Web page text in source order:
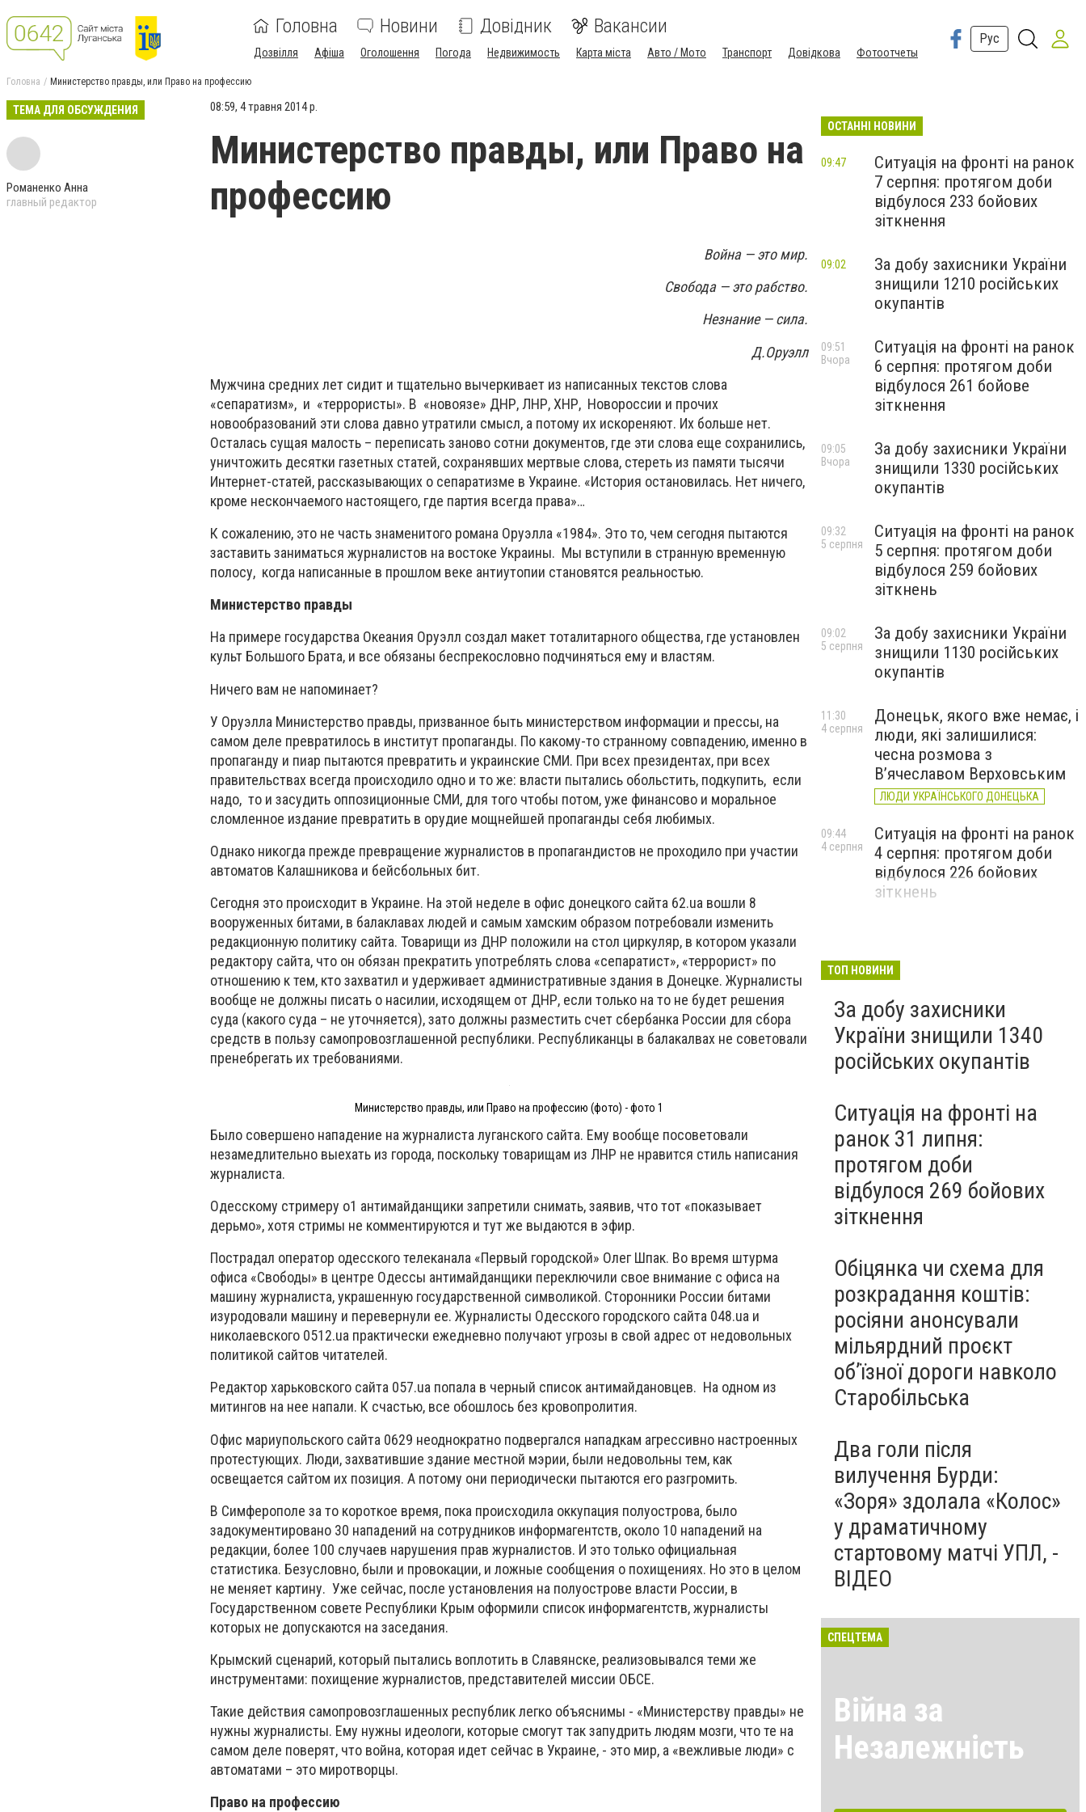
Головна Новини Довідник Вакансии
Дозвілля Афіша Оголошення Погода Недвижимость Карта міста Авто / Мото Транспорт Довідкова Фотоотчеты
Рус
Головна Министерство правды, или Право на профессию
ТЕМА ДЛЯ ОБСУЖДЕНИЯ
Романенко Анна
главный редактор
08:59, 4 травня 2014 р.
Министерство правды, или Право на
профессию
Война — это мир.
Свобода — это рабство.
Незнание — сила.
Д.Оруэлл
Мужчина средних лет сидит и тщательно вычеркивает из написанных текстов слова
«сепаратизм», и «террористы». В «новоязе» ДНР, ЛНР, ХНР, Новороссии и прочих
новообразований эти слова давно утратили смысл, а потому их искореняют. Их больше нет.
Осталась сущая малость – переписать заново сотни документов, где эти слова еще сохранились,
уничтожить десятки газетных статей, сохранявших мертвые слова, стереть из памяти тысячи
Интернет-статей, рассказывающих о сепаратизме в Украине. «История остановилась. Нет ничего,
кроме нескончаемого настоящего, где партия всегда права»…
К сожалению, это не часть знаменитого романа Оруэлла «1984». Это то, чем сегодня пытаются
заставить заниматься журналистов на востоке Украины. Мы вступили в странную временную
полосу, когда написанные в прошлом веке антиутопии становятся реальностью.
Министерство правды
На примере государства Океания Оруэлл создал макет тоталитарного общества, где установлен
культ Большого Брата, и все обязаны беспрекословно подчиняться ему и властям.
Ничего вам не напоминает?
У Оруэлла Министерство правды, призванное быть министерством информации и прессы, на
самом деле превратилось в институт пропаганды. По какому-то странному совпадению, именно в
пропаганду и пиар пытаются превратить и украинские СМИ. При всех президентах, при всех
правительствах всегда происходило одно и то же: власти пытались обольстить, подкупить, если
надо, то и засудить оппозиционные СМИ, для того чтобы потом, уже финансово и моральное
сломленное издание превратить в орудие мощнейшей пропаганды себя любимых.
Однако никогда прежде превращение журналистов в пропагандистов не проходило при участии
автоматов Калашникова и бейсбольных бит.
Сегодня это происходит в Украине. На этой неделе в офис донецкого сайта 62.ua вошли 8
вооруженных битами, в балаклавах людей и самым хамским образом потребовали изменить
редакционную политику сайта. Товарищи из ДНР положили на стол циркуляр, в котором указали
редактору сайта, что он обязан прекратить употреблять слова «сепаратист», «террорист» по
отношению к тем, кто захватил и удерживает административные здания в Донецке. Журналисты
вообще не должны писать о насилии, исходящем от ДНР, если только на то не будет решения
суда (какого суда – не уточняется), зато должны разместить счет сбербанка России для сбора
средств в пользу самопровозглашенной республики. Республиканцы в балакалвах не советовали
пренебрегать их требованиями.
Министерство правды, или Право на профессию (фото) - фото 1
Было совершено нападение на журналиста луганского сайта. Ему вообще посоветовали
незамедлительно выехать из города, поскольку товарищам из ЛНР не нравится стиль написания
журналиста.
Одесскому стримеру о1 антимайданщики запретили снимать, заявив, что тот «показывает
дерьмо», хотя стримы не комментируются и тут же выдаются в эфир.
Пострадал оператор одесского телеканала «Первый городской» Олег Шпак. Во время штурма
офиса «Свободы» в центре Одессы антимайданщики переключили свое внимание с офиса на
машину журналиста, украшенную государственной символикой. Сторонники России битами
изуродовали машину и перевернули ее. Журналисты Одесского городского сайта 048.ua и
николаевского 0512.ua практически ежедневно получают угрозы в свой адрес от недовольных
политикой сайтов читателей.
Редактор харьковского сайта 057.ua попала в черный список антимайдановцев. На одном из
митингов на нее напали. К счастью, все обошлось без кровопролития.
Офис мариупольского сайта 0629 неоднократно подвергался нападкам агрессивно настроенных
протестующих. Люди, захватившие здание местной мэрии, были недовольны тем, как
освещается сайтом их позиция. А потому они периодически пытаются его разгромить.
В Симферополе за то короткое время, пока происходила оккупация полуострова, было
задокументировано 30 нападений на сотрудников информагентств, около 10 нападений на
редакции, более 100 случаев нарушения прав журналистов. И это только официальная
статистика. Безусловно, были и провокации, и ложные сообщения о похищениях. Но это в целом
не меняет картину. Уже сейчас, после установления на полуострове власти России, в
Государственном совете Республики Крым оформили список информагентств, журналисты
которых не допускаются на заседания.
Крымский сценарий, который пытались воплотить в Славянске, реализовывался теми же
инструментами: похищение журналистов, представителей миссии ОБСЕ.
Такие действия самопровозглашенных республик легко объяснимы - «Министерству правды» не
нужны журналисты. Ему нужны идеологи, которые смогут так запудрить людям мозги, что те на
самом деле поверят, что война, которая идет сейчас в Украине, - это мир, а «вежливые люди» с
автоматами – это миротворцы.
Право на профессию
ОСТАННІ НОВИНИ
Ситуація на фронті на ранок
7 серпня: протягом доби
відбулося 233 бойових
зіткнення
09:47
За добу захисники України
знищили 1210 російських
окупантів
09:02
Ситуація на фронті на ранок
6 серпня: протягом доби
відбулося 261 бойове
зіткнення
09:51
Вчора
За добу захисники України
знищили 1330 російських
окупантів
09:05
Вчора
Ситуація на фронті на ранок
5 серпня: протягом доби
відбулося 259 бойових
зіткнень
09:32
5 серпня
За добу захисники України
знищили 1130 російських
окупантів
09:02
5 серпня
Донецьк, якого вже немає, і
люди, які залишилися:
чесна розмова з
В’ячеславом Верховським
ЛЮДИ УКРАЇНСЬКОГО ДОНЕЦЬКА
11:30
4 серпня
Ситуація на фронті на ранок
4 серпня: протягом доби
відбулося 226 бойових
зіткнень
09:44
4 серпня
ТОП НОВИНИ
За добу захисники
України знищили 1340
російських окупантів
Ситуація на фронті на
ранок 31 липня:
протягом доби
відбулося 269 бойових
зіткнення
Обіцянка чи схема для
розкрадання коштів:
росіяни анонсували
мільярдний проєкт
об’їзної дороги навколо
Старобільська
Два голи після
вилучення Бурди:
«Зоря» здолала «Колос»
у драматичному
стартовому матчі УПЛ, -
ВІДЕО
СПЕЦТЕМА
Війна за
Незалежність